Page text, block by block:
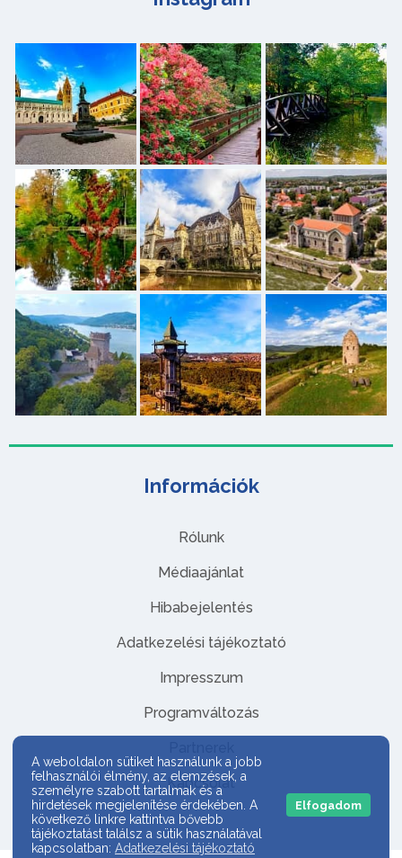
Információk
Rólunk
Médiaajánlat
Hibabejelentés
Adatkezelési tájékoztató
Impresszum
Programváltozás
Kapcsolat
A weboldalon sütiket használunk a jobb
felhasználói élmény, az elemzések, a
személyre szabott tartalmak és a
hirdetések megjelenítése érdekében. A
következő linkre kattintva bővebb
tájékoztatást találsz a sütik használatával
kapcsolatban: Adatkezelési tájékoztató
Elfogadom